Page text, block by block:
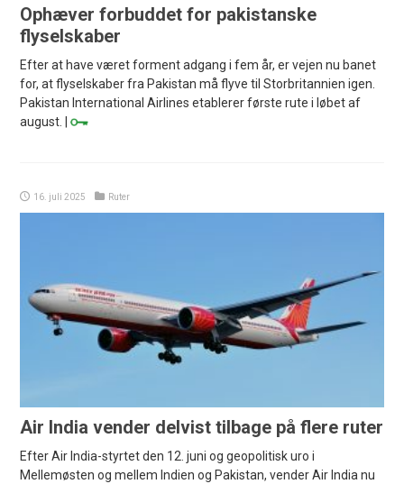
Ophæver forbuddet for pakistanske
flyselskaber
Efter at have været forment adgang i fem år, er vejen nu banet
for, at flyselskaber fra Pakistan må flyve til Storbritannien igen.
Pakistan International Airlines etablerer første rute i løbet af
august. |
16. juli 2025 Ruter
Air India vender delvist tilbage på flere ruter
Efter Air India-styrtet den 12. juni og geopolitisk uro i
Mellemøsten og mellem Indien og Pakistan, vender Air India nu